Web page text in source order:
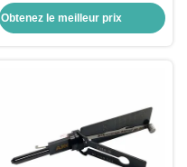
d'ouverture de porte sur mesure
Obtenez le meilleur prix